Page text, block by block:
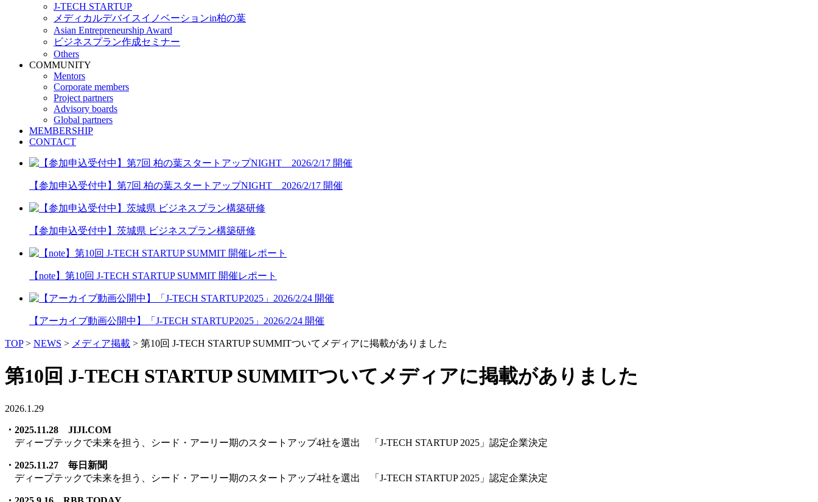
J-TECH STARTUP
メディカルデバイスイノベーションin柏の葉
Asian Entrepreneurship Award
ビジネスプラン作成セミナー
Others
COMMUNITY
Mentors
Corporate members
Project partners
Advisory boards
Global partners
MEMBERSHIP
CONTACT
【参加申込受付中】第7回 柏の葉スタートアップNIGHT 2026/2/17 開催
【参加申込受付中】茨城県 ビジネスプラン構築研修
【note】第10回 J-TECH STARTUP SUMMIT 開催レポート
【アーカイブ動画公開中】「J-TECH STARTUP2025」2026/2/24 開催
TOP> NEWS > メディア掲載 > 第10回 J-TECH STARTUP SUMMITついてメディアに掲載がありました
第10回 J-TECH STARTUP SUMMITついてメディアに掲載がありました
2026.1.29
・2025.11.28 JIJI.COM
ディープテックで未来を担う、シード・アーリー期のスタートアップ4社を選出 「J-TECH STARTUP 2025」認定企業決定
・2025.11.27 毎日新聞
ディープテックで未来を担う、シード・アーリー期のスタートアップ4社を選出 「J-TECH STARTUP 2025」認定企業決定